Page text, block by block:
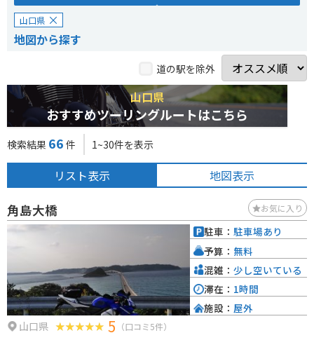
山口県
地図から探す
道の駅を除外
山口県
おすすめツーリングルートはこちら
検索結果 66 件 1~30件を表示
リスト表示 地図表示
角島大橋 お気に入り
山口県 5 （口コミ5件）
駐車： 駐車場あり
予算： 無料
混雑： 少し空いている
滞在： 1時間
施設： 屋外